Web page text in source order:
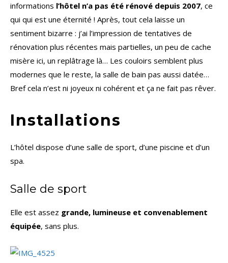
informations l’hôtel n’a pas été rénové depuis 2007, ce
qui qui est une éternité ! Après, tout cela laisse un
sentiment bizarre : j’ai l’impression de tentatives de
rénovation plus récentes mais partielles, un peu de cache
misère ici, un replâtrage là… Les couloirs semblent plus
modernes que le reste, la salle de bain pas aussi datée…
Bref cela n’est ni joyeux ni cohérent et ça ne fait pas rêver.
Installations
L’hôtel dispose d’une salle de sport, d’une piscine et d’un
spa.
Salle de sport
Elle est assez grande, lumineuse et convenablement
équipée, sans plus.